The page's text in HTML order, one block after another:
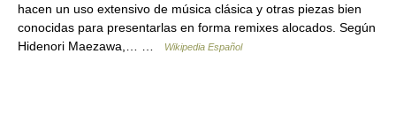
hacen un uso extensivo de música clásica y otras piezas bien
conocidas para presentarlas en forma remixes alocados. Según
Hidenori Maezawa,… …
Wikipedia Español